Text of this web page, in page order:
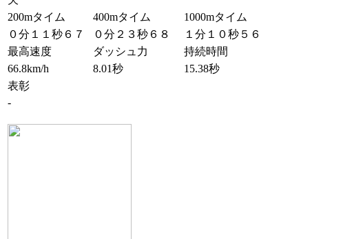
200mタイム
400mタイム
1000mタイム
０分１１秒６７
０分２３秒６８
１分１０秒５６
最高速度
ダッシュ力
持続時間
66.8km/h
8.01秒
15.38秒
表彰
-